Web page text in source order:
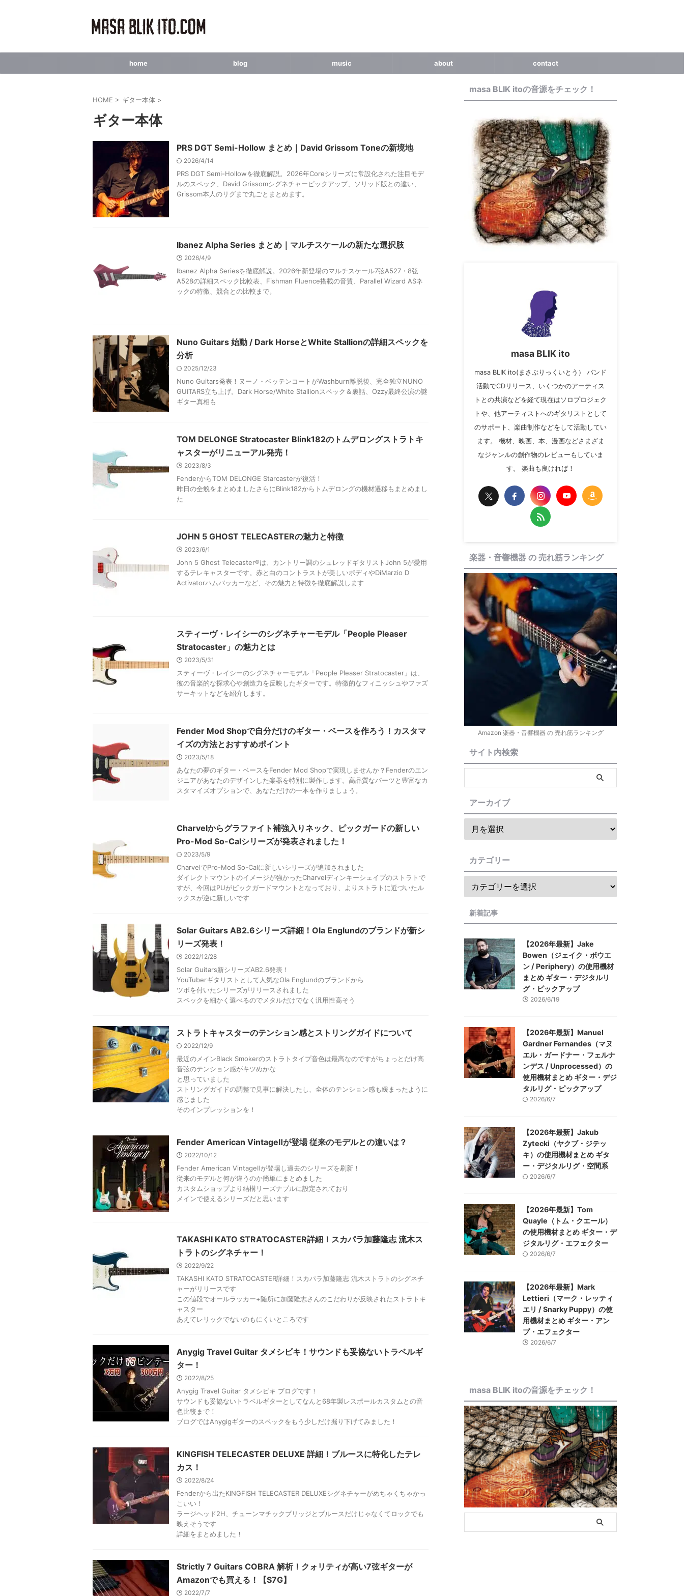
home blog music about contact
HOME > ギター本体 >
ギター本体
PRS DGT Semi-Hollow まとめ｜David Grissom Toneの新境地
2026/4/14
PRS DGT Semi-Hollowを徹底解説。2026年Coreシリーズに常設化された注目モデ
ルのスペック、David Grissomシグネチャーピックアップ、ソリッド版との違い、
Grissom本人のリグまで丸ごとまとめます。
Ibanez Alpha Series まとめ｜マルチスケールの新たな選択肢
2026/4/9
Ibanez Alpha Seriesを徹底解説。2026年新登場のマルチスケール7弦A527・8弦
A528の詳細スペック比較表、Fishman Fluence搭載の音質、Parallel Wizard ASネ
ックの特徴、競合との比較まで。
Nuno Guitars 始動 / Dark HorseとWhite Stallionの詳細スペックを
分析
2025/12/23
Nuno Guitars発表！ヌーノ・ベッテンコートがWashburn離脱後、完全独立NUNO
GUITARS立ち上げ。Dark Horse/White Stallionスペック＆裏話、Ozzy最終公演の謎
ギター真相も
TOM DELONGE Stratocaster Blink182のトムデロングストラトキ
ャスターがリニューアル発売！
2023/8/3
FenderからTOM DELONGE Starcasterが復活！
昨日の全貌をまとめましたさらにBlink182からトムデロングの機材遷移もまとめまし
た
JOHN 5 GHOST TELECASTERの魅力と特徴
2023/6/1
John 5 Ghost Telecaster®は、カントリー調のシュレッドギタリストJohn 5が愛用
するテレキャスターです。赤と白のコントラストが美しいボディやDiMarzio D
Activatorハムバッカーなど、その魅力と特徴を徹底解説します
スティーヴ・レイシーのシグネチャーモデル「People Pleaser
Stratocaster」の魅力とは
2023/5/31
スティーヴ・レイシーのシグネチャーモデル「People Pleaser Stratocaster」は、
彼の音楽的な探求心や創造力を反映したギターです。特徴的なフィニッシュやファズ
サーキットなどを紹介します。
Fender Mod Shopで自分だけのギター・ベースを作ろう！カスタマ
イズの方法とおすすめポイント
2023/5/18
あなたの夢のギター・ベースをFender Mod Shopで実現しませんか？Fenderのエン
ジニアがあなたのデザインした楽器を特別に製作します。高品質なパーツと豊富なカ
スタマイズオプションで、あなただけの一本を作りましょう。
Charvelからグラファイト補強入りネック、ピックガードの新しい
Pro-Mod So-Calシリーズが発表されました！
2023/5/9
CharvelでPro-Mod So-Calに新しいシリーズが追加されました
ダイレクトマウントのイメージが強かったCharvelディンキーシェイプのストラトで
すが、今回はPUがピックガードマウントとなっており、よりストラトに近づいたル
ックスが逆に新しいです
Solar Guitars AB2.6シリーズ詳細！Ola Englundのブランドが新シ
リーズ発表！
2022/12/28
Solar Guitars新シリーズAB2.6発表！
YouTuberギタリストとして人気なOla Englundのブランドから
ツボを付いたシリーズがリリースされました
スペックを細かく選べるのでメタルだけでなく汎用性高そう
ストラトキャスターのテンション感とストリングガイドについて
2022/12/9
最近のメインBlack Smokerのストラトタイプ音色は最高なのですがちょっとだけ高
音弦のテンション感がキツめかな
と思っていました
ストリングガイドの調整で見事に解決したし、全体のテンション感も緩まったように
感じました
そのインプレッションを！
Fender American VintageⅡが登場 従来のモデルとの違いは？
2022/10/12
Fender American VintageⅡが登場し過去のシリーズを刷新！
従来のモデルと何が違うのか簡単にまとめました
カスタムショップより結構リーズナブルに設定されており
メインで使えるシリーズだと思います
TAKASHI KATO STRATOCASTER詳細！スカパラ加藤隆志 流木ス
トラトのシグネチャー！
2022/9/22
TAKASHI KATO STRATOCASTER詳細！スカパラ加藤隆志 流木ストラトのシグネチ
ャーがリリースです
この値段でオールラッカー+随所に加藤隆志さんのこだわりが反映されたストラトキ
ャスター
あえてレリックでないのもにくいところです
Anygig Travel Guitar タメシビキ！サウンドも妥協ないトラベルギ
ター！
2022/8/25
Anygig Travel Guitar タメシビキ ブログです！
サウンドも妥協ないトラベルギターとしてなんと68年製レスポールカスタムとの音
色比較まで！
ブログではAnygigギターのスペックをもう少しだけ掘り下げてみました！
KINGFISH TELECASTER DELUXE 詳細！ブルースに特化したテレ
カス！
2022/8/24
Fenderから出たKINGFISH TELECASTER DELUXEシグネチャーがめちゃくちゃかっ
こいい！
ラージヘッド2H、チューンマチックブリッジとブルースだけじゃなくてロックでも
映えそうです
詳細をまとめました！
Strictly 7 Guitars COBRA 解析！クォリティが高い7弦ギターが
Amazonでも買える！【S7G】
2022/7/7
masa BLIK itoの音源をチェック！
masa BLIK ito
masa BLIK ito(まさぶりっくいとう） バンド
活動でCDリリース、いくつかのアーティス
トとの共演などを経て現在はソロプロジェク
トや、他アーティストへのギタリストとして
のサポート、楽曲制作などをして活動してい
ます。 機材、映画、本、漫画などさまざま
なジャンルの創作物のレビューもしていま
す。 楽曲も良ければ！
楽器・音響機器 の 売れ筋ランキング
Amazon 楽器・音響機器 の 売れ筋ランキング
サイト内検索
アーカイブ
カテゴリー
新着記事
【2026年最新】Jake
Bowen（ジェイク・ボウエ
ン / Periphery）の使用機材
まとめ ギター・デジタルリ
グ・ピックアップ
2026/6/19
【2026年最新】Manuel
Gardner Fernandes（マヌ
エル・ガードナー・フェルナ
ンデス / Unprocessed）の
使用機材まとめ ギター・デジ
タルリグ・ピックアップ
2026/6/7
【2026年最新】Jakub
Zytecki（ヤクブ・ジテッ
キ）の使用機材まとめ ギタ
ー・デジタルリグ・空間系
2026/6/7
【2026年最新】Tom
Quayle（トム・クエール）
の使用機材まとめ ギター・デ
ジタルリグ・エフェクター
2026/6/7
【2026年最新】Mark
Lettieri（マーク・レッティ
エリ / Snarky Puppy）の使
用機材まとめ ギター・アン
プ・エフェクター
2026/6/7
masa BLIK itoの音源をチェック！